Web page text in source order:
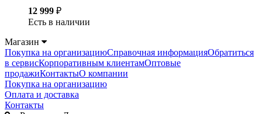
12 999 ₽
Есть в наличии
Магазин
Покупка на организациюСправочная информацияОбратиться
в сервисКорпоративным клиентамОптовые
продажиКонтактыО компании
Покупка на организацию
Оплата и доставка
Контакты